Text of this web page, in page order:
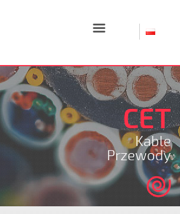
☰
CET
Kable
Przewody